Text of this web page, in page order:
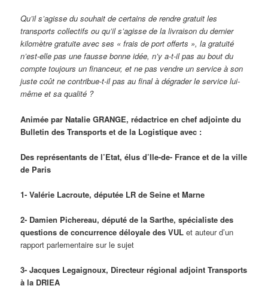
Qu’il s’agisse du souhait de certains de rendre gratuit les
transports collectifs ou qu’il s’agisse de la livraison du dernier
kilomètre gratuite avec ses « frais de port offerts », la gratuité
n’est-elle pas une fausse bonne idée, n’y a-t-il pas au bout du
compte toujours un financeur, et ne pas vendre un service à son
juste coût ne contribue-t-il pas au final à dégrader le service lui-
même et sa qualité ?
Animée par Natalie GRANGE, rédactrice en chef adjointe du
Bulletin des Transports et de la Logistique avec :
Des représentants de l’Etat, élus d’Ile-de- France et de la ville
de Paris
1- Valérie Lacroute, députée LR de Seine et Marne
2- Damien Pichereau, député de la Sarthe, spécialiste des
questions de concurrence déloyale des VULet auteur d’un
rapport parlementaire sur le sujet
3- Jacques Legaignoux, Directeur régional adjoint Transports
à la DRIEA